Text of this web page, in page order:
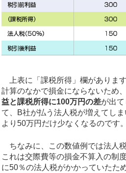
上表に「課税所得」欄がありま
計算のなかで損金にならないため
益と課税所得に100万円の差が出
て、B社が払う法人税が増えてし
より50万円だけ少なくなるのです。
ちなみに、この数値例では法人
これは交際費等の損金不算入の制
に50％の法人税がかかっていたた